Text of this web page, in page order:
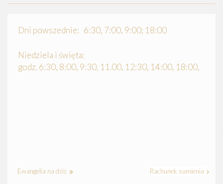
Dni powszednie: 6:30, 7:00, 9:00; 18:00
Niedziela i święta:
godz. 6:30, 8:00, 9:30, 11.00, 12:30, 14:00, 18:00,
Ewangelia na dziś Rachunek sumienia